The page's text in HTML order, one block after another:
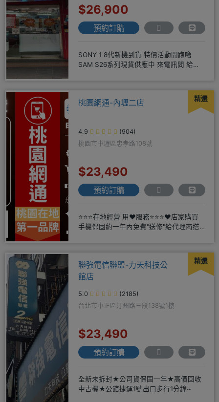
$26,900
預約訂購
SONY 1 8代新機到貨 特價活動開跑嚕
SAM S26系列現貨供應中 來電訊問 給你
精選
桃園網通-內壢二店
4.9
(904)
桃園市中壢區忠孝路108號
$23,490
預約訂購
⭐⭐⭐在地經營 用❤️服務⭐⭐⭐❤️店家購買
手機保固約一年內免費"送修"給代理商搭
精選
聯強電信聯盟-力天科技公
館店
5.0
(2185)
台北市中正區汀州路三段138號1樓
$23,490
預約訂購
全新未拆封★公司貨保固一年★高價回收
中古機★公館捷運1號出口步行1分鐘~